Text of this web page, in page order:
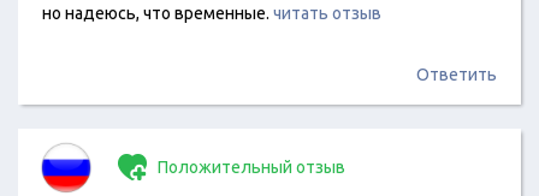
но надеюсь, что временные. читать отзыв
Ответить
Положительный отзыв